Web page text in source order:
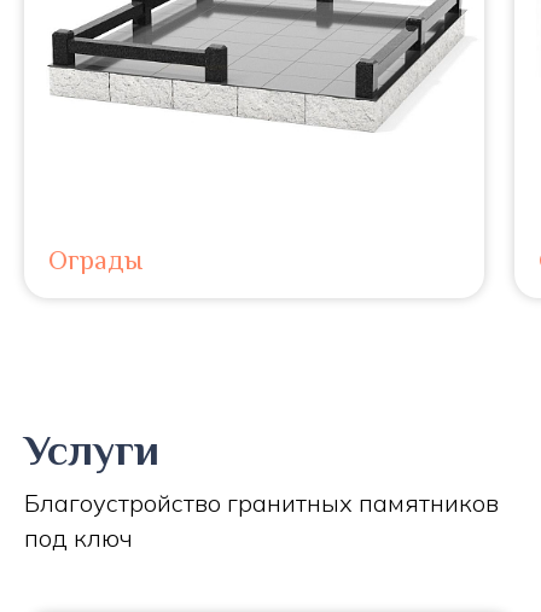
Ограды
Услуги
Благоустройство гранитных памятников
под ключ